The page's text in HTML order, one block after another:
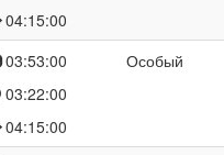
04:15:00
03:53:00
03:22:00
04:15:00
Особый